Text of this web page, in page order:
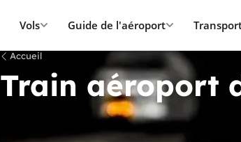
Vols Guide de l'aéroport
Accueil
Train aéroport